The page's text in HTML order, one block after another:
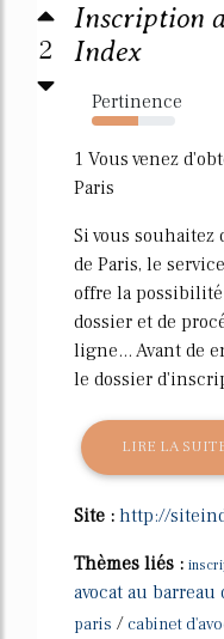
2
Inscription
Index
Pertinence
56%
1 Vous venez
Paris
Si vous
de Paris, le
offre la possibilité
dossier et de
ligne... Avant de
le dossier
LIRE LA
Site : http://
Thèmes liés :
avocat au barreau
paris / cabinet